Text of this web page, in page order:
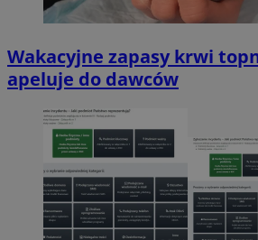
Wakacyjne zapasy krwi
apeluje do dawców